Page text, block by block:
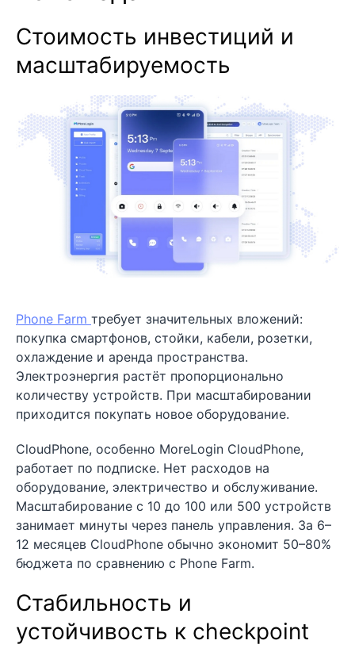
Стоимость инвестиций и
масштабируемость
Phone Farm требует значительных вложений:
покупка смартфонов, стойки, кабели, розетки,
охлаждение и аренда пространства.
Электроэнергия растёт пропорционально
количеству устройств. При масштабировании
приходится покупать новое оборудование.
CloudPhone, особенно MoreLogin CloudPhone,
работает по подписке. Нет расходов на
оборудование, электричество и обслуживание.
Масштабирование с 10 до 100 или 500 устройств
занимает минуты через панель управления. За 6–
12 месяцев CloudPhone обычно экономит 50–80%
бюджета по сравнению с Phone Farm.
Стабильность и
устойчивость к checkpoint